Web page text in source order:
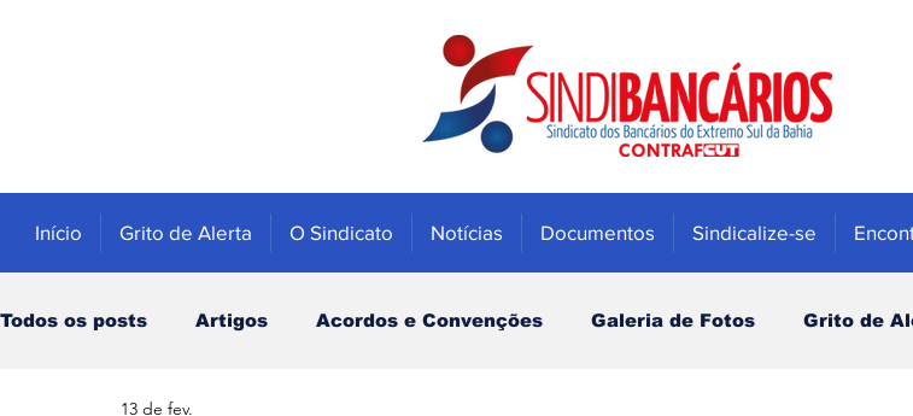
Início Grito de Alerta O Sindicato Notícias Documentos Sindicalize-se
Todos os posts Artigos Acordos e Convenções Galeria de Fotos Grito de
13 de fev.